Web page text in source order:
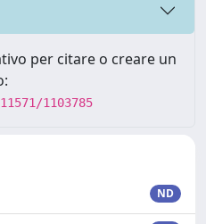
per citare o creare un
1103785
ND